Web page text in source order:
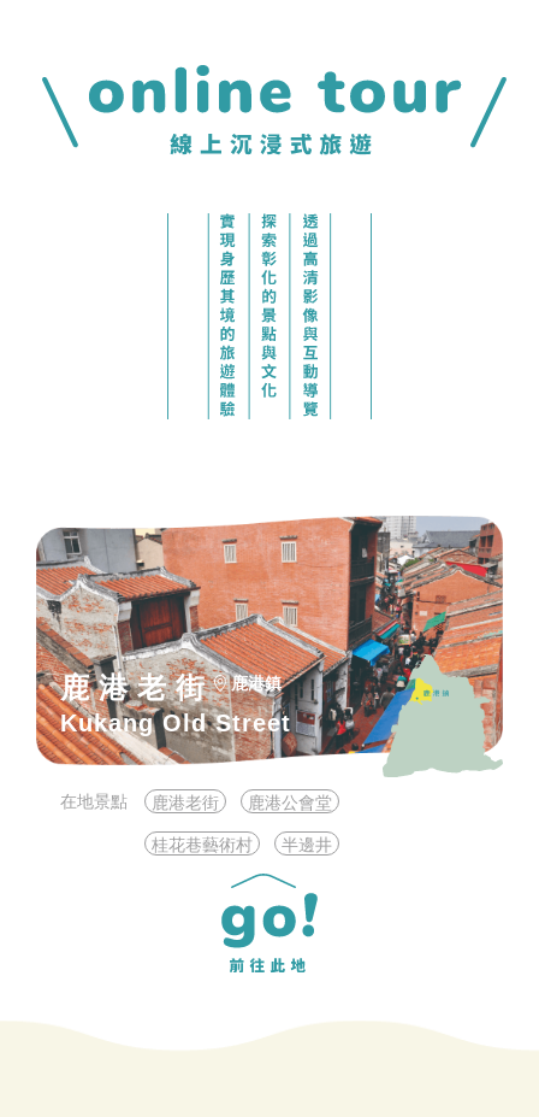
鹿港老街 鹿港鎮
Kukang Old Street
在地景點 鹿港老街 鹿港公會堂
桂花巷藝術村 半邊井